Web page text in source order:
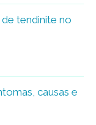
tendinite no
causas e